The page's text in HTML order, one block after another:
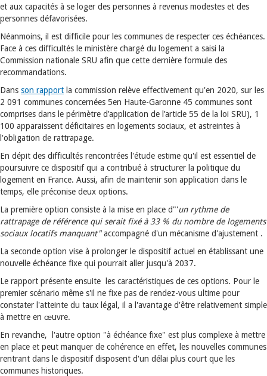
et aux capacités à se loger des personnes à revenus modestes et des
personnes défavorisées.
Néanmoins, il est difficile pour les communes de respecter ces échéances.
Face à ces difficultés le ministère chargé du logement a saisi la
Commission nationale SRU afin que cette dernière formule des
recommandations.
Dans son rapport la commission relève effectivement qu'en 2020, sur les
2 091 communes concernées 5en Haute-Garonne 45 communes sont
comprises dans le périmètre d’application de l’article 55 de la loi SRU), 1
100 apparaissent déficitaires en logements sociaux, et astreintes à
l'obligation de rattrapage.
En dépit des difficultés rencontrées l'étude estime qu'il est essentiel de
poursuivre ce dispositif qui a contribué à structurer la politique du
logement en France. Aussi, afin de maintenir son application dans le
temps, elle préconise deux options.
La première option consiste à la mise en place d"'un rythme de
rattrapage de référence qui serait fixé à 33 % du nombre de logements
sociaux locatifs manquant"accompagné d'un mécanisme d'ajustement .
La seconde option vise à prolonger le dispositif actuel en établissant une
nouvelle échéance fixe qui pourrait aller jusqu'à 2037.
Le rapport présente ensuite les caractéristiques de ces options. Pour le
premier scénario même s'il ne fixe pas de rendez-vous ultime pour
constater l'atteinte du taux légal, il a l'avantage d'être relativement simple
à mettre en œuvre.
En revanche, l'autre option "à échéance fixe" est plus complexe à mettre
en place et peut manquer de cohérence en effet, les nouvelles communes
rentrant dans le dispositif disposent d'un délai plus court que les
communes historiques.